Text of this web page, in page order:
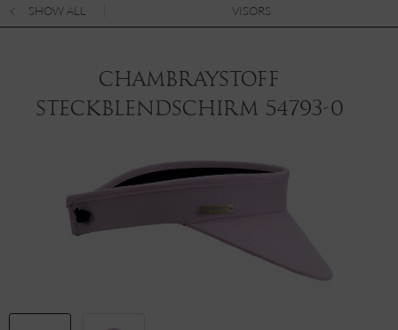
SHOW ALL VISORS
Chambraystoff
Steckblendschirm 54793-0